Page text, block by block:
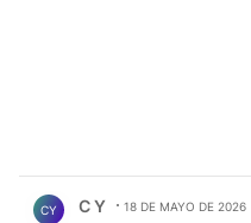
CY C Y 18 DE MAYO DE 2026